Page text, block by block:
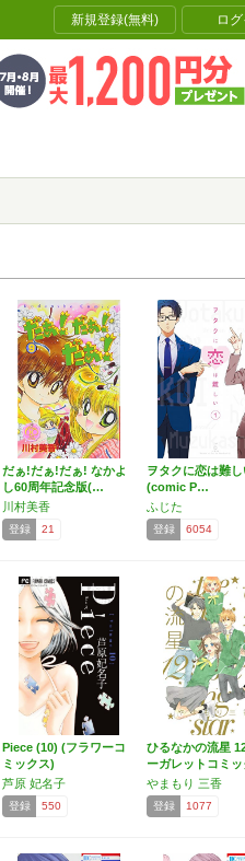
新規登録(無料) ロ
だぁ!だぁ!だぁ! なかよ
し60周年記念版(…
川村美香
登録 21
ヲタクに恋は難し
(comic P…
ふじた
登録 6054
Piece (10) (フラワーコ
ミックス)
芦原 妃名子
登録 550
ひるなかの流星
ーガレットコミ
やまもり 三香
登録 1077